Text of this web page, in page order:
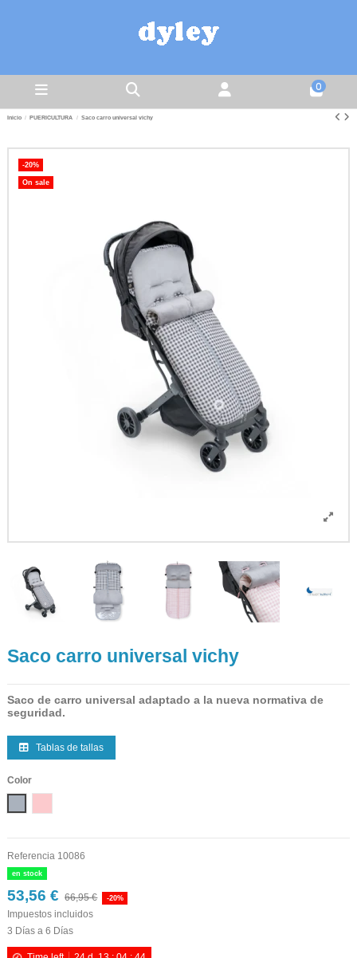
0
Inicio PUERICULTURA Saco carro universal vichy
-20%
On sale
Saco carro universal vichy
Saco de carro universal adaptado a la nueva normativa de
seguridad.
Tablas de tallas
Color
Referencia 10086
en stock
53,56 € 66,95 € -20%
Impuestos incluidos
3 Días a 6 Días